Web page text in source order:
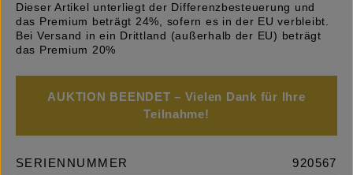
Dieser Artikel unterliegt der Differenzbesteuerung und
das Premium beträgt 24%, sofern es in der EU verbleibt.
Bei Versand in ein Drittland (außerhalb der EU) beträgt
das Premium 20%
AUKTION BEENDET – Vielen Dank für Ihre
Teilnahme!
SERIENNUMMER 920567